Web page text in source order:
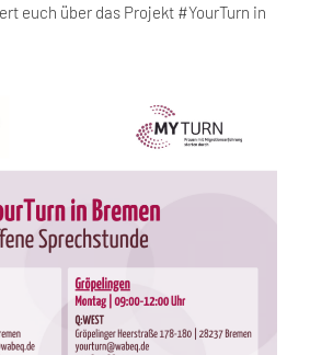
euch über das Projekt #YourTurn in